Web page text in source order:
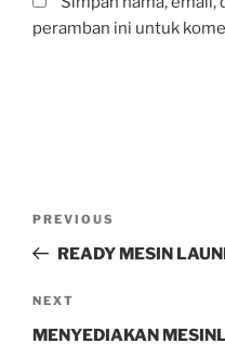
peramban ini untuk
PREVIOUS
READY MESIN
NEXT
MENYEDIAKAN